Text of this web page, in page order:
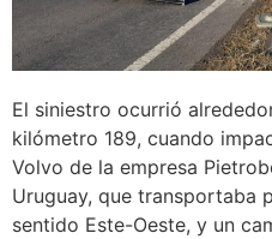
El siniestro ocurrió
kilómetro 189, cuando
Volvo de la empresa
Uruguay, que transportaba
sentido Este-Oeste, y un